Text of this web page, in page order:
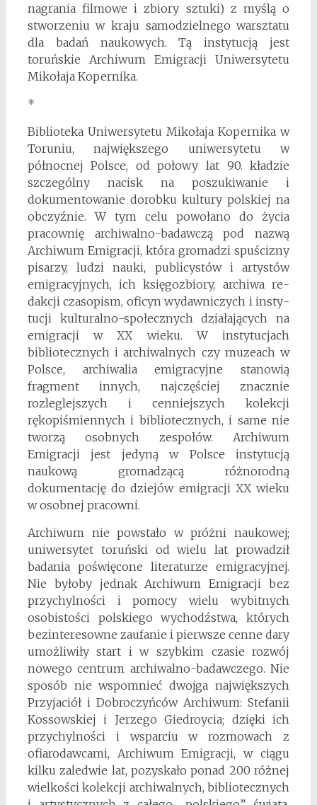
nagrania filmowe i zbiory sztuki) z myślą o
stworzeniu w kraju samodzielnego warsztatu
dla badań naukowych. Tą instytucją jest
toruńskie Archiwum Emigracji Uniwersytetu
Mikołaja Kopernika.
*
Biblioteka Uniwersytetu Mikołaja Kopernika w
Toruniu, największego uniwersytetu w
północnej Polsce, od połowy lat 90. kładzie
szczególny nacisk na poszukiwanie i
dokumentowanie dorobku kultury polskiej na
obczyźnie. W tym celu powołano do życia
pracownię archiwalno-badawczą pod nazwą
Archiwum Emigracji, która gromadzi spuścizny
pisarzy, ludzi nauki, publicystów i artystów
emigracyjnych, ich księgozbiory, archiwa re­
dakcji czasopism, oficyn wydawniczych i ins­ty­
tucji kulturalno-społecznych działających na
emigracji w XX wieku. W instytucjach
bibliotecznych i archiwalnych czy muzeach w
Polsce, archiwalia emigracyjne stanowią
fragment innych, najczęściej znacznie
rozleglejszych i cenniejszych kolekcji
rękopiśmiennych i bibliotecznych, i same nie
tworzą osobnych zespołów. Archiwum
Emigracji jest jedyną w Polsce instytucją
naukową gromadzącą różnorodną
dokumentację do dziejów emigracji XX wieku
w osobnej pracowni.
Archiwum nie powstało w próżni naukowej;
uniwersytet toruński od wielu lat prowadził
badania poświęcone literaturze emigracyjnej.
Nie byłoby jednak Archiwum Emigracji bez
przychylności i pomocy wielu wybitnych
osobistości polskiego wychodźstwa, których
bezinteresowne zaufanie i pierwsze cenne dary
umożliwiły start i w szybkim czasie rozwój
nowego centrum archiwalno-badawczego. Nie
sposób nie wspomnieć dwojga największych
Przyjaciół i Dobroczyńców Archiwum: Stefanii
Kossowskiej i Jerzego Giedroycia; dzięki ich
przychylności i wsparciu w rozmowach z
ofiarodawcami, Archiwum Emigracji, w ciągu
kilku zaledwie lat, pozyskało ponad 200 różnej
wielkości kolekcji archiwalnych, bibliotecznych